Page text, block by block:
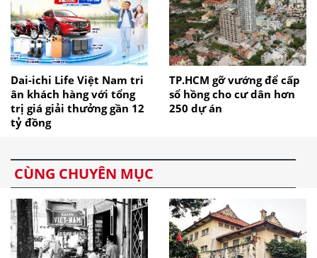
Dai-ichi Life Việt Nam tri
ân khách hàng với tổng
trị giá giải thưởng gần 12
tỷ đồng
TP.HCM gỡ vướng để cấp
sổ hồng cho cư dân hơn
250 dự án
CÙNG CHUYÊN MỤC